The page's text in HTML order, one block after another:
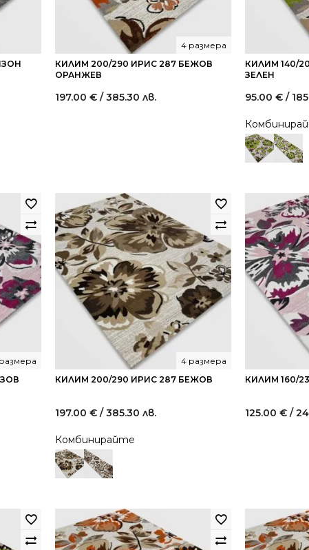
КИЛИМ 200/290 ИРИС 287 БЕЖОВ
ОРАНЖЕВ
4 размера
197.00 € / 385.30 лв.
КИЛИМ 140/
ЗЕЛЕН
95.00 € /
КИЛИМ 200/290 ИРИС 287 БЕЖОВ
4 размера
197.00 € / 385.30 лв.
Комбинирайте
КИЛИМ 160/
125.00 € /